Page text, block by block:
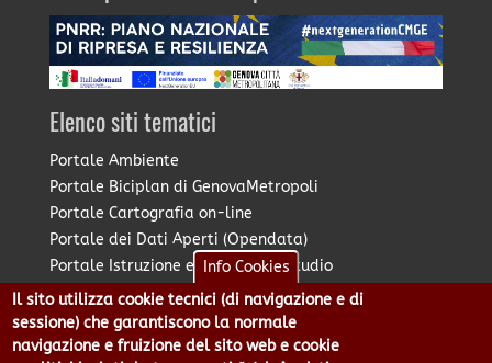
Elenco siti tematici
Portale Ambiente
Portale Biciplan di GenovaMetropoli
Portale Cartografia on-line
Portale dei Dati Aperti (Opendata)
Portale Istruzione e Diritto allo Studio
Portale Marketing Territoriale
Portale Piano Strategico Metropolitano
Portale PUMS di GenovaMetropoli
Info Cookies
Il sito utilizza cookie tecnici (di navigazione e di
sessione) che garantiscono la normale
navigazione e fruizione del sito web e cookie